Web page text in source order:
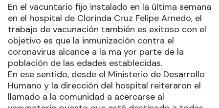
En el vacuntario fijo instalado en la última semana
en el hospital de Clorinda Cruz Felipe Arnedo, el
trabajo de vacunación también es exitoso con el
objetivo es que la inmunización contra el
coronavirus alcance a la ma yor parte de la
población de las edades establecidas.
En ese sentido, desde el Ministerio de Desarrollo
Humano y la dirección del hospital reiteraron el
llamado a la comunidad a acercarse al